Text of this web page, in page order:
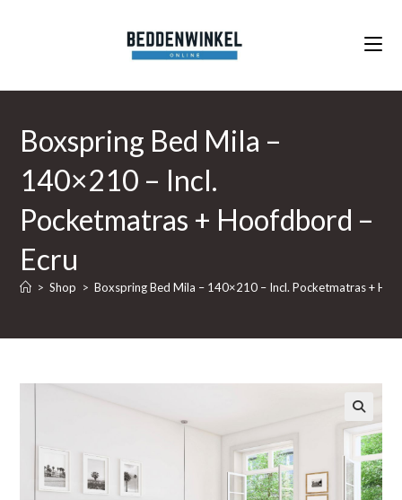
Boxspring Bed Mila –
140×210 – Incl.
Pocketmatras + Hoofdbord –
Ecru
> Shop > Boxspring Bed Mila – 140×210 – Incl. Pocketmatras +
🔍